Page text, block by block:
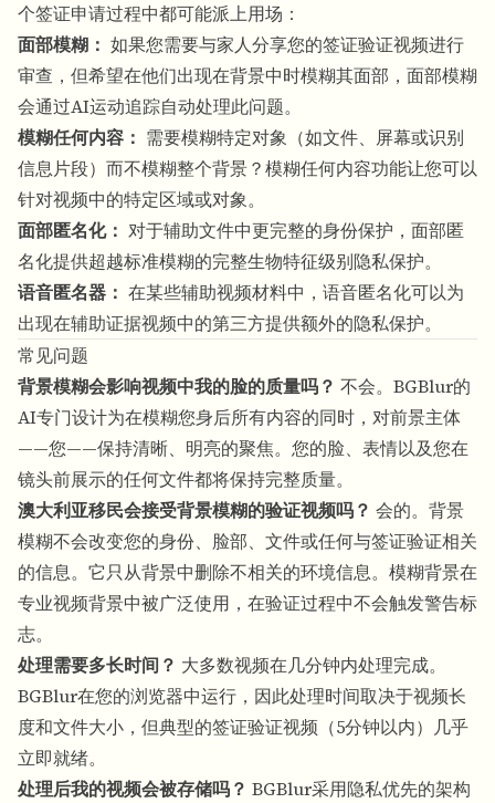
个签证申请过程中都可能派上用场：
面部模糊 ： 如果您需要与家人分享您的签证验证视频进行
审查，但希望在他们出现在背景中时模糊其面部，面部模糊
会通过AI运动追踪自动处理此问题。
模糊任何内容 ： 需要模糊特定对象（如文件、屏幕或识别
信息片段）而不模糊整个背景？模糊任何内容功能让您可以
针对视频中的特定区域或对象。
面部匿名化： 对于辅助文件中更完整的身份保护，面部匿
名化提供超越标准模糊的完整生物特征级别隐私保护。
语音匿名器 ： 在某些辅助视频材料中，语音匿名化可以为
出现在辅助证据视频中的第三方提供额外的隐私保护。
常见问题
背景模糊会影响视频中我的脸的质量吗？ 不会。 BGBlur的
AI专门设计为在模糊您身后所有内容的同时，对前景主体
——您——保持清晰、明亮的聚焦。您的脸、表情以及您在
镜头前展示的任何文件都将保持完整质量。
澳大利亚移民会接受背景模糊的验证视频吗？ 会的。背景
模糊不会改变您的身份、脸部、文件或任何与签证验证相关
的信息。它只从背景中删除不相关的环境信息。模糊背景在
专业视频背景中被广泛使用，在验证过程中不会触发警告标
志。
处理需要多长时间？ 大多数视频在几分钟内处理完成。
BGBlur在您的浏览器中运行 ，因此处理时间取决于视频长
度和文件大小，但典型的签证验证视频（5分钟以内）几乎
立即就绪。
处理后我的视频会被存储吗？ BGBlur采用隐私优先的架构